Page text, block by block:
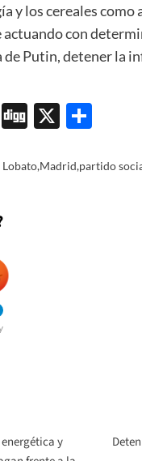
y los cereales
con
Putin, detener la
Telegram
Digg
X
Lobato,Madrid,partido
y